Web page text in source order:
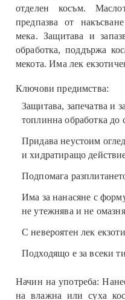
отделен косъм.
предпазва от
мека. Защитава и
обработка, поддържа
мекота. Има лек
Ключови предимства:
Защитава, запечатва и
топлинна обработка до
Придава неустоим
и хидратиращо
Подпомага
Има за нанасяне с
не утежнява и не
С невероятен лек
Подходящо е за всеки
Начин на употреба:
на влажна или суха